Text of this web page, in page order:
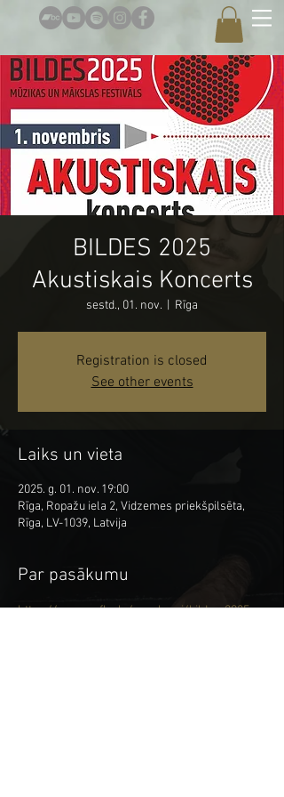
BILDES 2025
Akustiskais Koncerts
sestd., 01. nov. Rīga
Registration is closed
See other events
Laiks un vieta
2025. g. 01. nov. 19:00
Rīga, Ropažu iela 2, Vidzemes priekšpilsēta,
Rīga, LV-1039, Latvija
Par pasākumu
https://www.vefkp.lv/pasakumi/bildes-2025-